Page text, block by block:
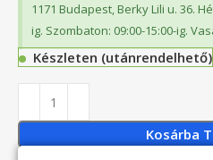
1171 Budapest, Berky Lili u. 36.
ig. Szombaton: 09:00-15:00-ig.
Készleten (utánrendelhető)
Kosárba